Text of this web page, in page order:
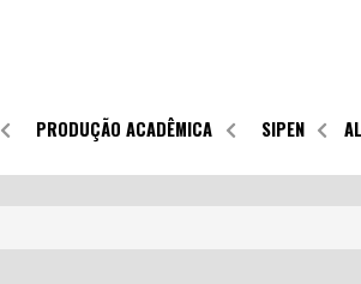
PRODUÇÃO ACADÊMICA SIPEN